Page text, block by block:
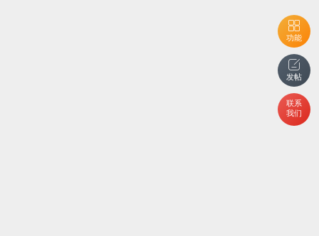
功能
发帖
联系
我们